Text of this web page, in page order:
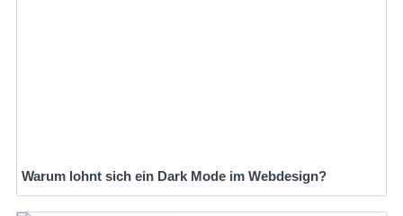
Warum lohnt sich ein Dark Mode im Webdesign?